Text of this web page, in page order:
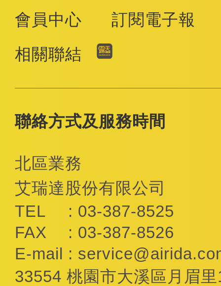
會員中心
訂閱電子報
相關聯結
聯絡方式及服務時間
北區業務
艾瑞達股份有限公司
TEL
: 03-387-8525
FAX
: 03-387-8526
E-mail :
33554 桃園市大溪區月眉